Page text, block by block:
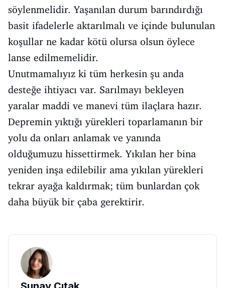
söylenmelidir. Yaşanılan durum barındırdığı
basit ifadelerle aktarılmalı ve içinde bulunulan
koşullar ne kadar kötü olursa olsun öylece
lanse edilmemelidir.
Unutmamalıyız ki tüm herkesin şu anda
desteğe ihtiyacı var. Sarılmayı bekleyen
yaralar maddi ve manevi tüm ilaçlara hazır.
Depremin yıktığı yürekleri toparlamanın bir
yolu da onları anlamak ve yanında
olduğumuzu hissettirmek. Yıkılan her bina
yeniden inşa edilebilir ama yıkılan yürekleri
tekrar ayağa kaldırmak; tüm bunlardan çok
daha büyük bir çaba gerektirir.